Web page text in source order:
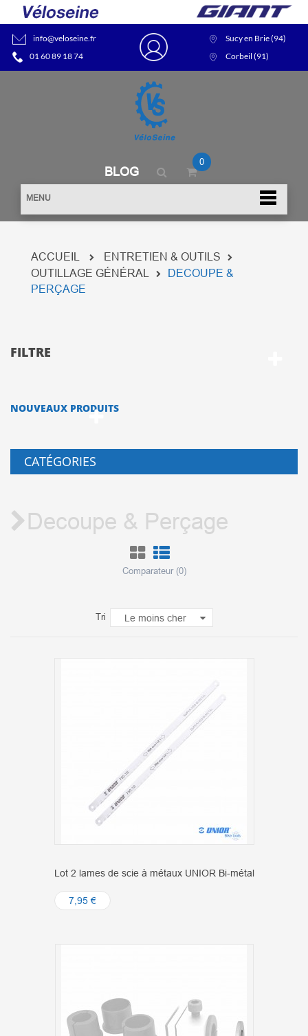
info@veloseine.fr
01 60 89 18 74
Sucy en Brie (94)
Corbeil (91)
BLOG
0
MENU
ACCUEIL
ENTRETIEN & OUTILS
OUTILLAGE GÉNÉRAL
DECOUPE &
PERÇAGE
FILTRE
NOUVEAUX PRODUITS
CATÉGORIES
Decoupe & Perçage
Comparateur (0)
Tri Le moins cher
Lot 2 lames de scie à métaux UNIOR Bi-métal
7,95 €